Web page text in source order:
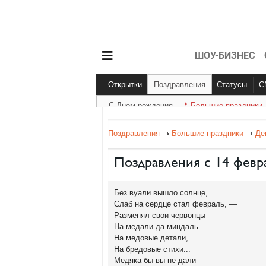
ШОУ-БИЗНЕС
Открытки
С Днем рождения Большие
Поздравления Статусы
Другое
С Днем рождения Большие праздники
Поздравления Большие праздники
Поздравления с 14
Без вуали вышло солнце,
Слаб на сердце стал февраль, —
Разменял свои червонцы
На медали да миндаль.
На медовые детали,
На бредовые стихи...
Медяка бы вы не дали